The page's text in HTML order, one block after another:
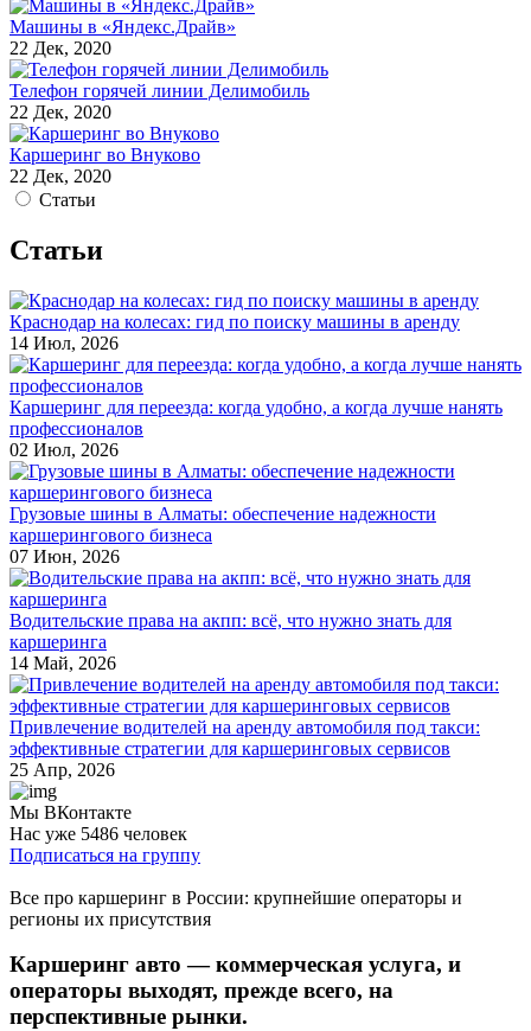
Машины в «Яндекс.Драйв»
22 Дек, 2020
Телефон горячей линии Делимобиль
22 Дек, 2020
Каршеринг во Внуково
22 Дек, 2020
Статьи
Статьи
Краснодар на колесах: гид по поиску машины в аренду
14 Июл, 2026
Каршеринг для переезда: когда удобно, а когда лучше нанять
профессионалов
02 Июл, 2026
Грузовые шины в Алматы: обеспечение надежности
каршерингового бизнеса
07 Июн, 2026
Водительские права на акпп: всё, что нужно знать для
каршеринга
14 Май, 2026
Привлечение водителей на аренду автомобиля под такси:
эффективные стратегии для каршеринговых сервисов
25 Апр, 2026
Мы ВКонтакте
Нас уже 5486 человек
Подписаться на группу
Все про каршеринг в России: крупнейшие операторы и
регионы их присутствия
Каршеринг авто — коммерческая услуга, и
операторы выходят, прежде всего, на
перспективные рынки.